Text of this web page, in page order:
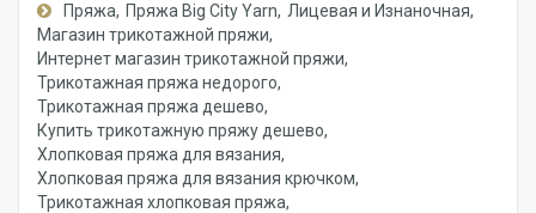
Пряжа
Пряжа Big City Yarn
Лицевая и Изнаночная
Магазин трикотажной пряжи
Интернет магазин трикотажной пряжи
Трикотажная пряжа недорого
Трикотажная пряжа дешево
Купить трикотажную пряжу дешево
Хлопковая пряжа для вязания
Хлопковая пряжа для вязания крючком
Трикотажная хлопковая пряжа